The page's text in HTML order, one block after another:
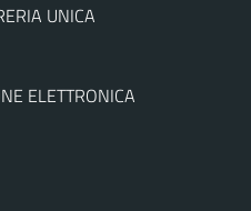
UNICA
ELETTRONICA